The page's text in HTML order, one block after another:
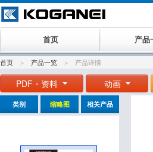
首页 产品
首页 产品一览 产品详情
PDF・资料 动画
类别 缩略图 相关产品